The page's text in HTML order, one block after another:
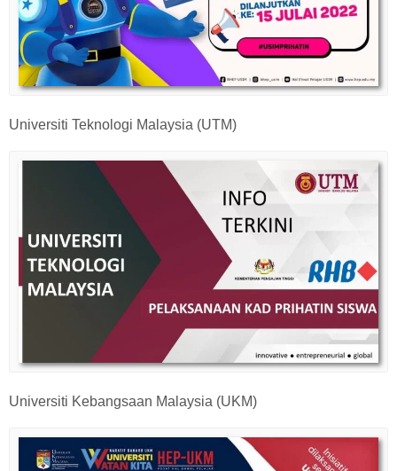
Universiti Teknologi Malaysia (UTM)
Universiti Kebangsaan Malaysia (UKM)